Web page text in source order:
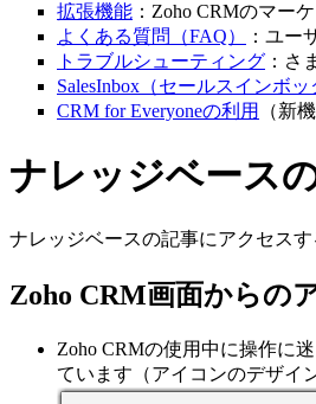
拡張機能 ：Zoho CRMのマー
よくある質問（FAQ）
：ユー
トラブルシューティング ：さ
SalesInbox（セールスインボッ
CRM for Everyoneの利用
（新
ナレッジベース
ナレッジベースの記事にアクセス
Zoho CRM画面からの
Zoho CRMの使用中に操作に
ています（アイコンのデザイ